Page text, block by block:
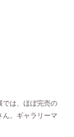
は、ほぼ完売の
。ギャラリーマ